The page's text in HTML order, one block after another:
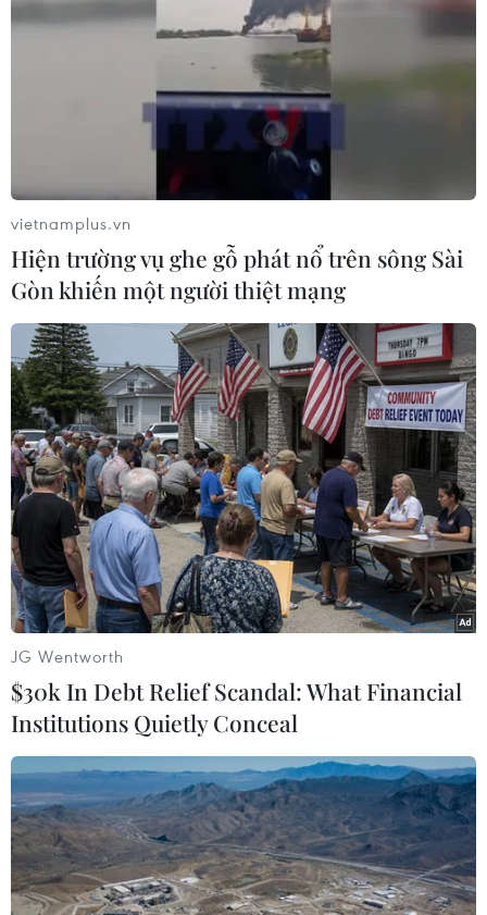
thiết đối với Sri Lanka
Giáo hoàng Francis tiếp tục chỉ trích các vụ tấn công tại
Sri Lanka đồng thời kêu gọi toàn cầu lên án vụ việc mà
ông cho là "hành động khủng bố, hành động vô nhân
Nổ ở Sri Lanka: Tin thêm về vụ nổ mới
nhất ở thủ đô Colombo
22/04/2019 11:58
biết có một chiếc xe tải khả nghi đậu từ ngày 21/4 ở địa
điểm cách nhà thờ St. Anthony khoảng 50m.
vietnamplus.vn
Hiện trường vụ ghe gỗ phát nổ trên sông Sài
Gòn khiến một người thiệt mạng
JG Wentworth
$30k In Debt Relief Scandal: What Financial
Institutions Quietly Conceal